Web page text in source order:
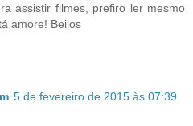
assistir filmes, prefiro ler mesmo
amore! Beijos
5 de fevereiro de 2015 às 07:39